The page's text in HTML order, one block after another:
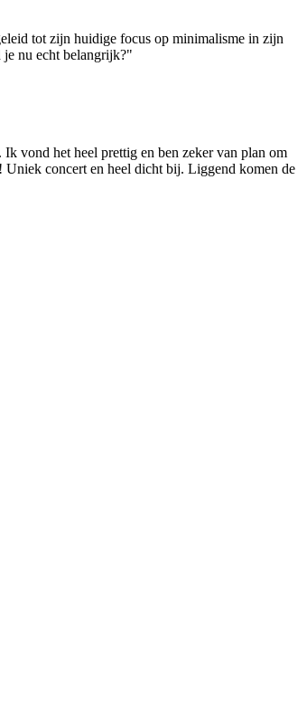
tot zijn huidige focus op minimalisme in zijn
je nu echt belangrijk?"
vond het heel prettig en ben zeker van plan om
Uniek concert en heel dicht bij. Liggend komen de